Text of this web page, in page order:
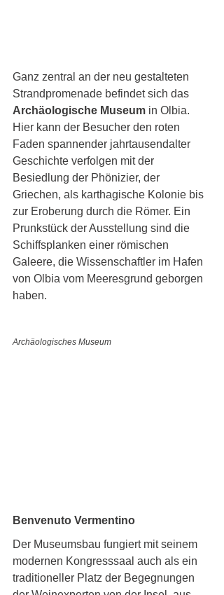
Ganz zentral an der neu gestalteten
Strandpromenade befindet sich das
Archäologische Museum in Olbia.
Hier kann der Besucher den roten
Faden spannender jahrtausendalter
Geschichte verfolgen mit der
Besiedlung der Phönizier, der
Griechen, als karthagische Kolonie bis
zur Eroberung durch die Römer. Ein
Prunkstück der Ausstellung sind die
Schiffsplanken einer römischen
Galeere, die Wissenschaftler im Hafen
von Olbia vom Meeresgrund geborgen
haben.
Archäologisches Museum
Benvenuto Vermentino
Der Museumsbau fungiert mit seinem
modernen Kongresssaal auch als ein
traditioneller Platz der Begegnungen